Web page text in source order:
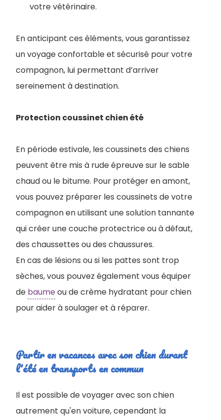
votre vétérinaire.
En anticipant ces éléments, vous garantissez
un voyage confortable et sécurisé pour votre
compagnon, lui permettant d’arriver
sereinement à destination.
Protection coussinet chien été
En période estivale, les coussinets des chiens
peuvent être mis à rude épreuve sur le sable
chaud ou le bitume. Pour protéger en amont,
vous pouvez préparer les coussinets de votre
compagnon en utilisant une solution tannante
qui créer une couche protectrice ou à défaut,
des chaussettes ou des chaussures.
En cas de lésions ou si les pattes sont trop
sèches, vous pouvez également vous équiper
de baumeou de crème hydratant pour chien
pour aider à soulager et à réparer.
Partir en vacances avec son chien durant
l'été en transports en commun
Il est possible de voyager avec son chien
autrement qu'en voiture, cependant la